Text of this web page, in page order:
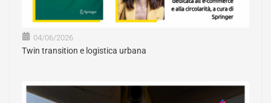
04/06/2026
Twin transition e logistica urbana